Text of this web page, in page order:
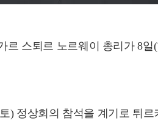
스퇴르 노르웨이 총리가 8
) 정상회의 참석을 계기로 튀